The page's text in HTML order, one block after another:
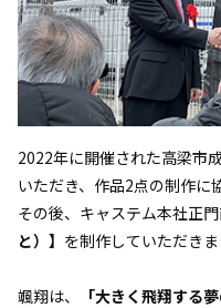
2022年に開催された高梁市
いただき、作品2点の制作に
その後、キャステム本社正
と）】 を制作していただきま
颯翔は、
「大きく飛翔する